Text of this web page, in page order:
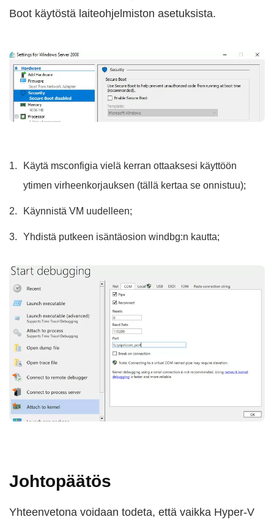
Boot käytöstä laiteohjelmiston asetuksista.
Käytä msconfigia vielä kerran ottaaksesi käyttöön
ytimen virheenkorjauksen (tällä kertaa se onnistuu);
Käynnistä VM uudelleen;
Yhdistä putkeen isäntäosion windbg:n kautta;
Johtopäätös
Yhteenvetona voidaan todeta, että vaikka Hyper-V